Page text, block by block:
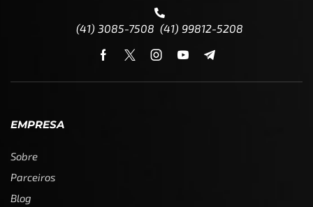
(41) 3085-7508 (41) 99812-5208
EMPRESA
Sobre
Parceiros
Blog